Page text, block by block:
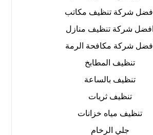
افضل شركة تنظيف مكاتب
افضل شركة تنظيف منازل
افضل شركة مكافحة الرمة
تنظيف المطابخ
تنظيف بالساعة
تنظيف ثريات
تنظيف مياه خزانات
جلي الرخام